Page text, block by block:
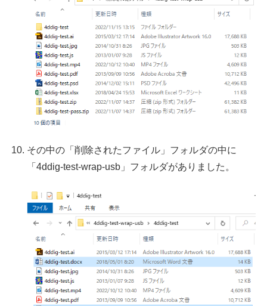
その中の「削除されたファイル」フォルダの中に
「4ddig-test-wrap-usb」フォルダがありました。